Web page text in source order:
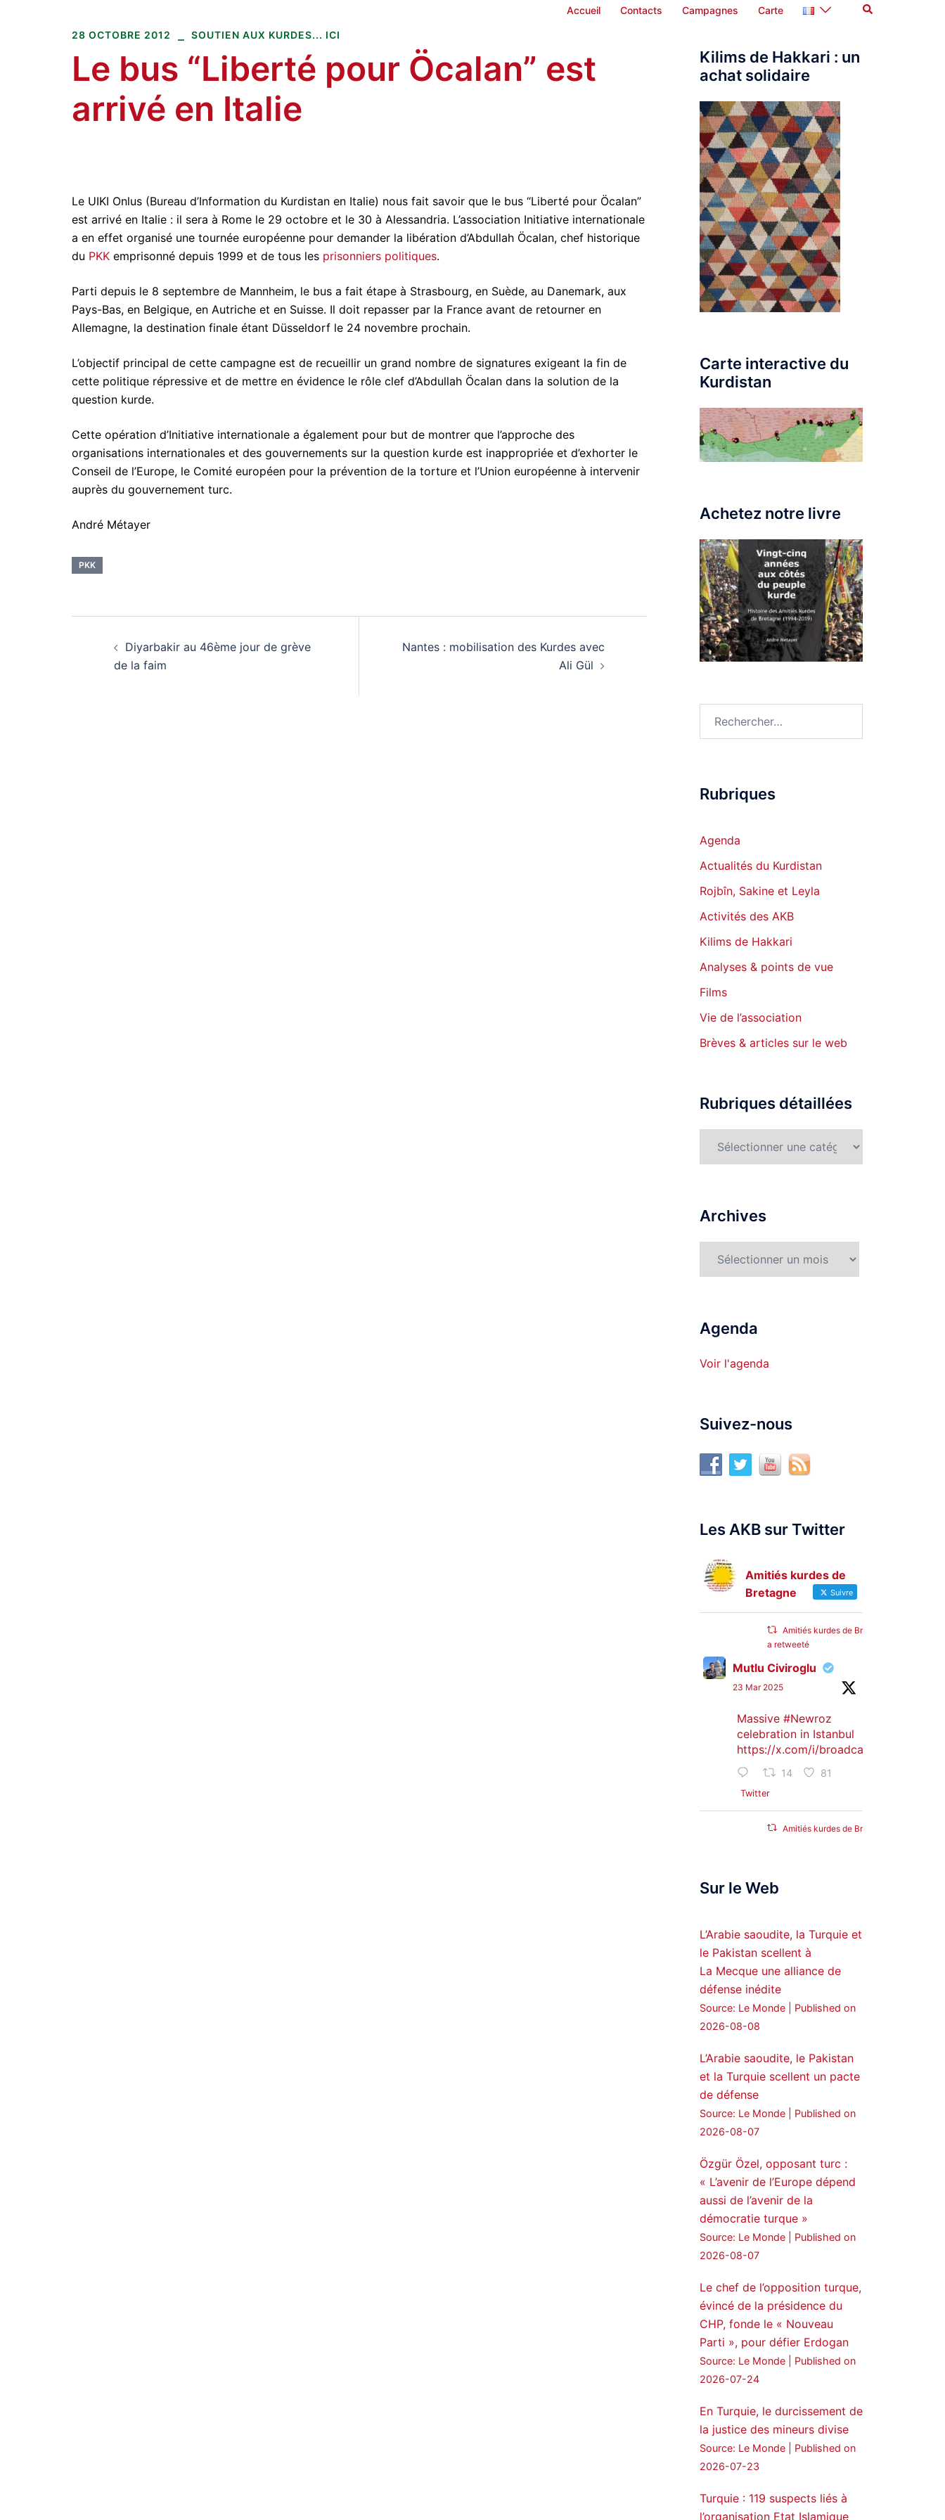
Accueil Contacts Campagnes Carte Rechercher
28 OCTOBRE 2012 SOUTIEN AUX KURDES... ICI
Le bus “Liberté pour Öcalan” est
arrivé en Italie
Le UIKI Onlus (Bureau d’Information du Kurdistan en Italie) nous fait savoir que le bus “Liberté pour Öcalan”
est arrivé en Italie : il sera à Rome le 29 octobre et le 30 à Alessandria. L’association Initiative internationale
a en effet organisé une tournée européenne pour demander la libération d’Abdullah Öcalan, chef historique
du PKK emprisonné depuis 1999 et de tous les prisonniers politiques.
Parti depuis le 8 septembre de Mannheim, le bus a fait étape à Strasbourg, en Suède, au Danemark, aux
Pays-Bas, en Belgique, en Autriche et en Suisse. Il doit repasser par la France avant de retourner en
Allemagne, la destination finale étant Düsseldorf le 24 novembre prochain.
L’objectif principal de cette campagne est de recueillir un grand nombre de signatures exigeant la fin de
cette politique répressive et de mettre en évidence le rôle clef d’Abdullah Öcalan dans la solution de la
question kurde.
Cette opération d’Initiative internationale a également pour but de montrer que l’approche des
organisations internationales et des gouvernements sur la question kurde est inappropriée et d’exhorter le
Conseil de l’Europe, le Comité européen pour la prévention de la torture et l’Union européenne à intervenir
auprès du gouvernement turc.
André Métayer
PKK
Navigation
d’article
Diyarbakir au 46ème jour de grève
de la faim
Nantes : mobilisation des Kurdes avec
Ali Gül
Kilims de Hakkari : un
achat solidaire
Carte interactive du
Kurdistan
Achetez notre livre
Rubriques
Agenda
Actualités du Kurdistan
Rojbîn, Sakine et Leyla
Activités des AKB
Kilims de Hakkari
Analyses & points de vue
Films
Vie de l’association
Brèves & articles sur le web
Rubriques détaillées
Archives
Agenda
Voir l'agenda
Suivez-nous
Les AKB sur Twitter
Amitiés kurdes de
Bretagne
Suivre
Amitiés kurdes de Bretagne
a retweeté
Mutlu Civiroglu
23 Mar 2025
Massive #Newroz
celebration in Istanbul
https://x.com/i/broadcasts/
14 81
Twitter
Amitiés kurdes de Bretagne
25 Jan 2025
Forces, SDF appoints
hauro Abgar Daoud
Syriac Military Council,
MFS as official
spokesperson. We
wish you success
ܟܫܝܪܘܬܐ ܒܘܠܝܬܐ ܚܘܪܐ
ܐܒܓܪ
28 249
Twitter
Amitiés kurdes de Bretagne
a retweeté
MedyaNews
24 Jan 2025
🔴DEM Party Imrali
on Abdullah Öcalan meeting
#AbdullahÖcalan
#PeaceProcess #ImralıIsland
🔗https://medyanews.rs/h4lwBwQ
Twitter
Voir plus...
Sur le Web
L’Arabie saoudite, la Turquie et
le Pakistan scellent à
La Mecque une alliance de
défense inédite
Source: Le Monde
Published on
2026-08-08
L’Arabie saoudite, le Pakistan
et la Turquie scellent un pacte
de défense
Source: Le Monde
Published on
2026-08-07
Özgür Özel, opposant turc :
« L’avenir de l’Europe dépend
aussi de l’avenir de la
démocratie turque »
Source: Le Monde
Published on
2026-08-07
Le chef de l’opposition turque,
évincé de la présidence du
CHP, fonde le « Nouveau
Parti », pour défier Erdogan
Source: Le Monde
Published on
2026-07-24
En Turquie, le durcissement de
la justice des mineurs divise
Source: Le Monde
Published on
2026-07-23
Turquie : 119 suspects liés à
l’organisation Etat Islamique